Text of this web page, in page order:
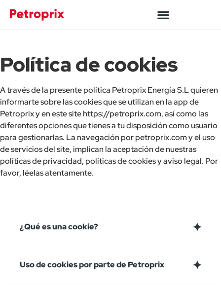
Política de cookies
A través de la presente política Petroprix Energía S.L quieren
informarte sobre las cookies que se utilizan en la app de
Petroprix y en este site https://petroprix.com, así como las
diferentes opciones que tienes a tu disposición como usuario
para gestionarlas. La navegación por petroprix.com y el uso
de servicios del site, implican la aceptación de nuestras
políticas de privacidad, políticas de cookies y aviso legal. Por
favor, léelas atentamente.
¿Qué es una cookie?
Uso de cookies por parte de Petroprix